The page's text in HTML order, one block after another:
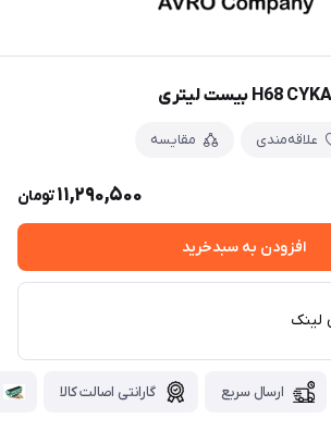
علاقه‌مندی مقایسه
11,290,500تومان
افزودن به سبدخرید
لینک
ارسال سریع گارانتی اصالت کالا